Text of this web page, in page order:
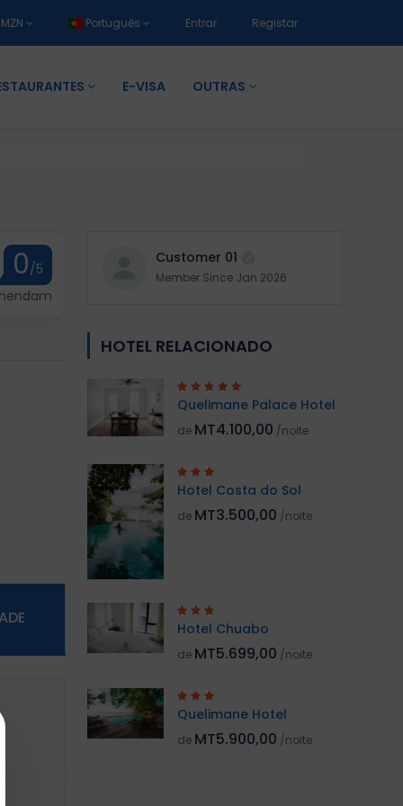
MZN Português Entrar Registar
E-VISA OUTRAS
0/5
Customer 01
Member Since Jan 2026
HOTEL RELACIONADO
Quelimane Palace Hotel
de MT4.100,00 /noite
Hotel Costa do Sol
de MT3.500,00 /noite
Hotel Chuabo
de MT5.699,00 /noite
Quelimane Hotel
de MT5.900,00 /noite